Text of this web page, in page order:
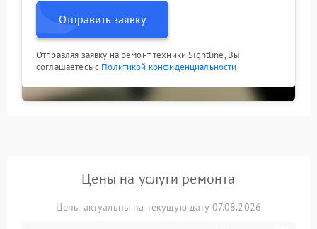
Отправить заявку
Отправляя заявку на ремонт техники Sightline, Вы
соглашаетесь с Политикой конфиденциальности
Цены на услуги ремонта
Цены актуальны на текущую дату 07.08.2026